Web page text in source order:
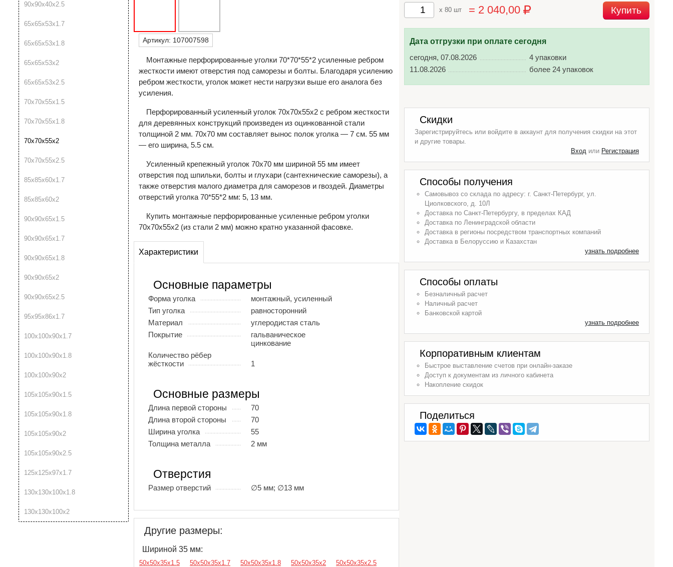
90х90х40х2.5
65х65х53х1.7
65х65х53х1.8
65х65х53х2
65х65х53х2.5
70х70х55х1.5
70х70х55х1.8
70х70х55х2
70х70х55х2.5
85х85х60х1.7
85х85х60х2
90х90х65х1.5
90х90х65х1.7
90х90х65х1.8
90х90х65х2
90х90х65х2.5
95х95х86х1.7
100х100х90х1.7
100х100х90х1.8
100х100х90х2
105х105х90х1.5
105х105х90х1.8
105х105х90х2
105х105х90х2.5
125х125х97х1.7
130х130х100х1.8
130х130х100х2
Артикул: 107007598
Монтажные перфорированные уголки 70*70*55*2 усиленные ребром
жесткости имеют отверстия под саморезы и болты. Благодаря усилению
ребром жесткости, уголок может нести нагрузки выше его аналога без
усиления.
Перфорированный усиленный уголок 70х70х55х2 с ребром жесткости
для деревянных конструкций произведен из оцинкованной стали
толщиной 2 мм. 70х70 мм составляет вынос полок уголка — 7 см. 55 мм
— его ширина, 5.5 см.
Усиленный крепежный уголок 70х70 мм шириной 55 мм имеет
отверстия под шпильки, болты и глухари (сантехнические саморезы), а
также отверстия малого диаметра для саморезов и гвоздей. Диаметры
отверстий уголка 70*55*2 мм: 5, 13 мм.
Купить монтажные перфорированные усиленные ребром уголки
70х70х55х2 (из стали 2 мм) можно кратно указанной фасовке.
Характеристики
Основные параметры
Форма уголка
монтажный, усиленный
Тип уголка
равносторонний
Материал
углеродистая сталь
Покрытие
гальваническое
цинкование
Количество рёбер
жёсткости
1
Основные размеры
Длина первой стороны
70
Длина второй стороны
70
Ширина уголка
55
Толщина металла
2 мм
Отверстия
Размер отверстий ∅5 мм; ∅13 мм
Другие размеры:
Шириной 35 мм:
50х50х35х1.5 50х50х35х1.7 50х50х35х1.8 50х50х35х2 50х50х35х2.5
x 80 шт = 2 040,00 Купить
Дата отгрузки при оплате сегодня
сегодня, 07.08.2026
4 упаковки
11.08.2026
более 24 упаковок
Скидки
Зарегистрируйтесь или войдите в аккаунт для получения скидки на этот
и другие товары.
Вход или Регистрация
Способы получения
Самовывоз со склада по адресу: г. Санкт-Петербург, ул.
Циолковского, д. 10Л
Доставка по Санкт-Петербургу, в пределах КАД
Доставка по Ленинградской области
Доставка в регионы посредством транспортных компаний
Доставка в Белоруссию и Казахстан
узнать подробнее
Способы оплаты
Безналичный расчет
Наличный расчет
Банковской картой
узнать подробнее
Корпоративным клиентам
Быстрое выставление счетов при онлайн-заказе
Доступ к документам из личного кабинета
Накопление скидок
Поделиться